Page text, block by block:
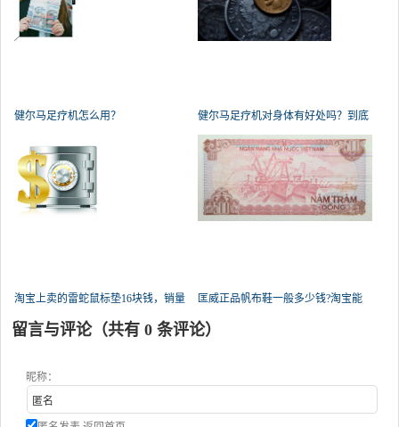
健尔马足疗机怎么用？
健尔马足疗机对身体有好处吗？到底
咋
淘宝上卖的雷蛇鼠标垫16块钱，销量
贼
匡威正品帆布鞋一般多少钱?淘宝能
留言与评论（共有 0 条评论）
昵称：